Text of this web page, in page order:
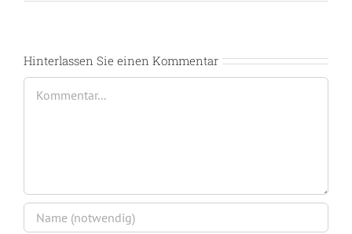
Hinterlassen Sie einen Kommentar
Kommentar